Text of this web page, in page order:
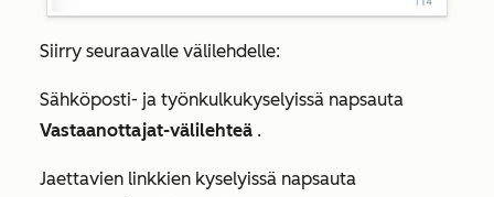
Siirry seuraavalle välilehdelle:
Sähköposti- ja työnkulkukyselyissä napsauta
Vastaanottajat-välilehteä .
Jaettavien linkkien kyselyissä napsauta